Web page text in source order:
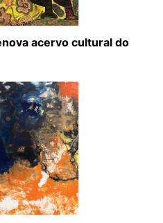
acervo cultural do